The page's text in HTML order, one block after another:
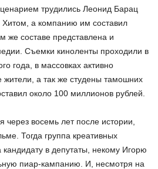
трудились Леонид Барац
Хитом, а компанию им составил
же составе представлена и
Съемки киноленты проходили в
года, в массовках активно
жители, а так же студены тамошних
около 100 миллионов рублей.
через восемь лет после истории,
Тогда группа креативных
в депутаты, некому Игорю
пиар-кампанию. И, несмотря на